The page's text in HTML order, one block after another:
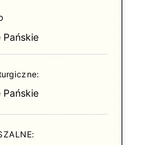
Pańskie
Pańskie